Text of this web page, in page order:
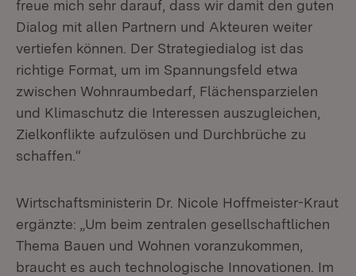
freue mich sehr darauf, dass wir damit den guten
Dialog mit allen Partnern und Akteuren weiter
vertiefen können. Der Strategiedialog ist das
richtige Format, um im Spannungsfeld etwa
zwischen Wohnraumbedarf, Flächensparzielen
und Klimaschutz die Interessen auszugleichen,
Zielkonflikte aufzulösen und Durchbrüche zu
schaffen.“
Wirtschaftsministerin Dr. Nicole Hoffmeister-Kraut
ergänzte: „Um beim zentralen gesellschaftlichen
Thema Bauen und Wohnen voranzukommen,
braucht es auch technologische Innovationen. Im